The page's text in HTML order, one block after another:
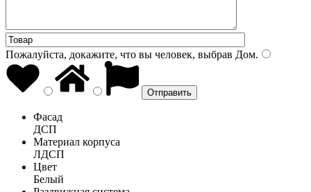
Пожалуйста, докажите, что вы человек, выбрав Дом.
Фасад
ДСП
Материал корпуса
ЛДСП
Цвет
Белый